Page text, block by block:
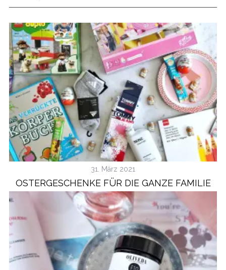
31. März 2021
OSTERGESCHENKE FÜR DIE GANZE FAMILIE